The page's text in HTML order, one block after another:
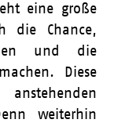
eine große
die Chance,
und die
Diese
weiterhin